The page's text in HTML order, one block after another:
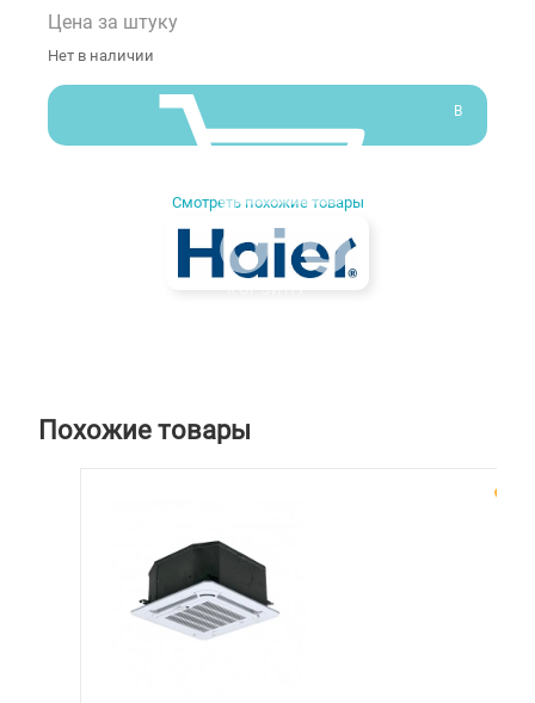
Цена за штуку
Нет в наличии
В
Смотреть похожие товары
Похожие товары